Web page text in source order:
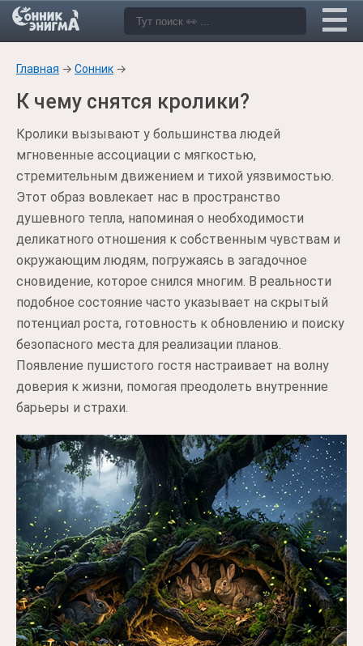
Главная → Сонник →
К чему снятся кролики?
Кролики вызывают у большинства людей
мгновенные ассоциации с мягкостью,
стремительным движением и тихой уязвимостью.
Этот образ вовлекает нас в пространство
душевного тепла, напоминая о необходимости
деликатного отношения к собственным чувствам и
окружающим людям, погружаясь в загадочное
сновидение, которое снился многим. В реальности
подобное состояние часто указывает на скрытый
потенциал роста, готовность к обновлению и поиску
безопасного места для реализации планов.
Появление пушистого гостя настраивает на волну
доверия к жизни, помогая преодолеть внутренние
барьеры и страхи.